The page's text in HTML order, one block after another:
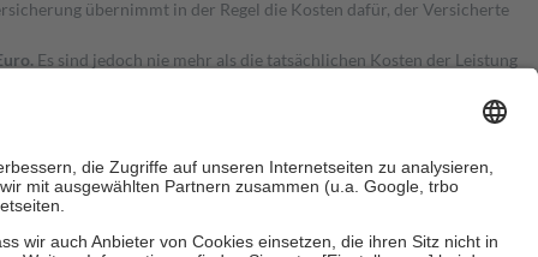
übernimmt in der Regel die Kosten dafür, der Versicherte
Es sind jedoch nie mehr als die tatsächlichen Kosten der Leistung
Zuzahlungen an bei: